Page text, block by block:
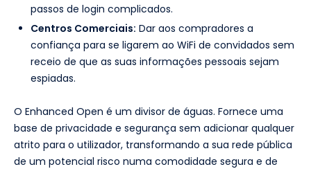
passos de login complicados.
Centros Comerciais: Dar aos compradores a
confiança para se ligarem ao WiFi de convidados sem
receio de que as suas informações pessoais sejam
espiadas.
O Enhanced Open é um divisor de águas. Fornece uma
base de privacidade e segurança sem adicionar qualquer
atrito para o utilizador, transformando a sua rede pública
de um potencial risco numa comodidade segura e de